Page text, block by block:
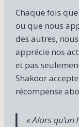
Chaque fois
ou que nous
des autres,
apprécie nos
et pas
Shakoor
récompense
« Alors